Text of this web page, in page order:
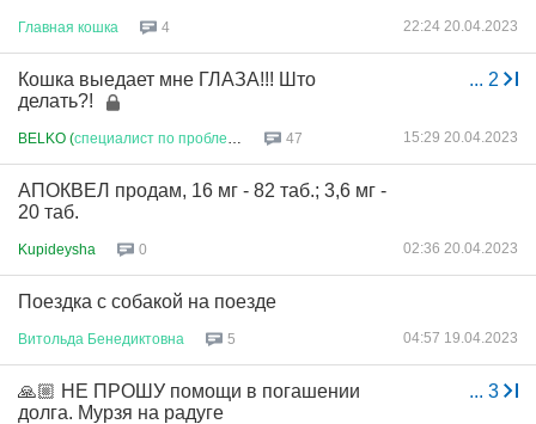
Главная кошка 4 22:24 20.04.2023
... 2
Кошка выедает мне ГЛАЗА!!! Што
делать?!
BELKO (специалист по проблеме 47 15:29 20.04.2023
АПОКВЕЛ продам, 16 мг - 82 таб.; 3,6 мг -
20 таб.
Kupideysha 0 02:36 20.04.2023
Поездка с собакой на поезде
Витольда Бенедиктовна 5 04:57 19.04.2023
... 3
🙏🏼 НЕ ПРОШУ помощи в погашении
долга. Мурзя на радуге